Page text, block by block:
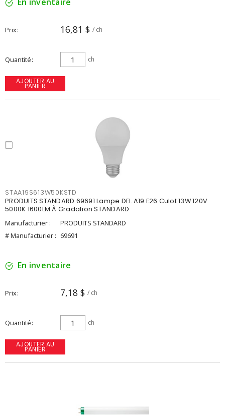
Prix 16,81 $ / ch
Quantité ch
AJOUTER AU
PANIER
STAA19S613W50KSTD
PRODUITS STANDARD 69691 Lampe DEL A19 E26 Culot 13W 120V
5000K 1600LM À Gradation STANDARD
Manufacturier :
PRODUITS STANDARD
# Manufacturier : 69691
En inventaire
Prix 7,18 $ / ch
Quantité ch
AJOUTER AU
PANIER